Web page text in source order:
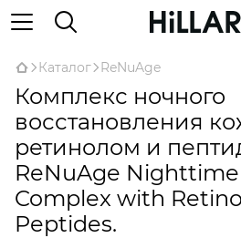
Каталог ReNuAge
Комплекс ночного
восстановления
ретинолом и
ReNuAge
Complex with
Peptides.